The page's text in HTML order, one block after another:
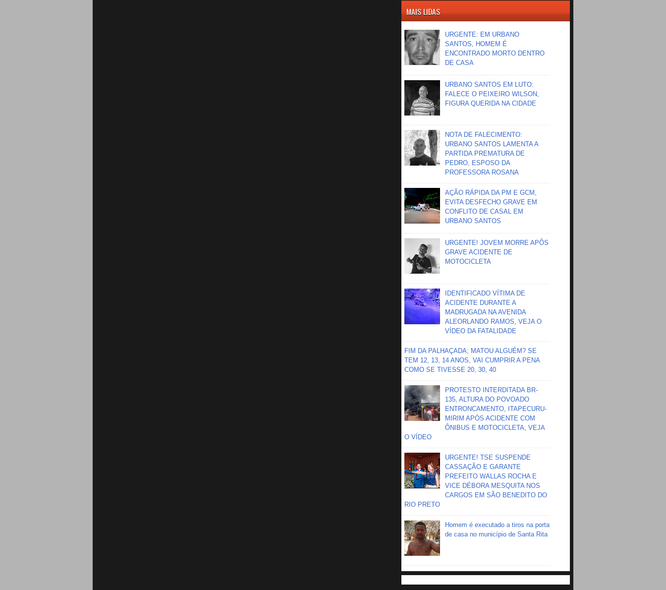
MAIS LIDAS
URGENTE: EM URBANO
SANTOS, HOMEM É
ENCONTRADO MORTO DENTRO
DE CASA
URBANO SANTOS EM LUTO:
FALECE O PEIXEIRO WILSON,
FIGURA QUERIDA NA CIDADE
NOTA DE FALECIMENTO:
URBANO SANTOS LAMENTA A
PARTIDA PREMATURA DE
PEDRO, ESPOSO DA
PROFESSORA ROSANA
AÇÃO RÁPIDA DA PM E GCM,
EVITA DESFECHO GRAVE EM
CONFLITO DE CASAL EM
URBANO SANTOS
URGENTE! JOVEM MORRE APÔS
GRAVE ACIDENTE DE
MOTOCICLETA
IDENTIFICADO VÍTIMA DE
ACIDENTE DURANTE A
MADRUGADA NA AVENIDA
ALEORLANDO RAMOS, VEJA O
VÍDEO DA FATALIDADE
FIM DA PALHAÇADA; MATOU ALGUÉM? SE
TEM 12, 13, 14 ANOS, VAI CUMPRIR A PENA
COMO SE TIVESSE 20, 30, 40
PROTESTO INTERDITADA BR-
135, ALTURA DO POVOADO
ENTRONCAMENTO, ITAPECURU-
MIRIM APÓS ACIDENTE COM
ÔNIBUS E MOTOCICLETA, VEJA
O VÍDEO
URGENTE! TSE SUSPENDE
CASSAÇÃO E GARANTE
PREFEITO WALLAS ROCHA E
VICE DÉBORA MESQUITA NOS
CARGOS EM SÃO BENEDITO DO
RIO PRETO
Homem é executado a tiros na porta
de casa no município de Santa Rita